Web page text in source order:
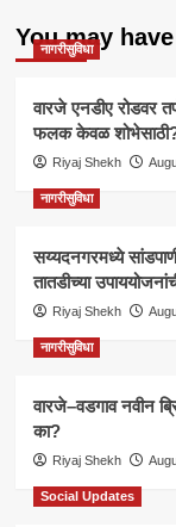
You may
नागरीसुविधा
वारजे एनडीए रोडवर
फलक केवळ
Riyaj Shekh
नागरीसुविधा
सय्यदनगरमध्ये
तातडीच्या
Riyaj Shekh
नागरीसुविधा
वारजे–वडगाव नवीन
का?
Riyaj Shekh
Social Updates